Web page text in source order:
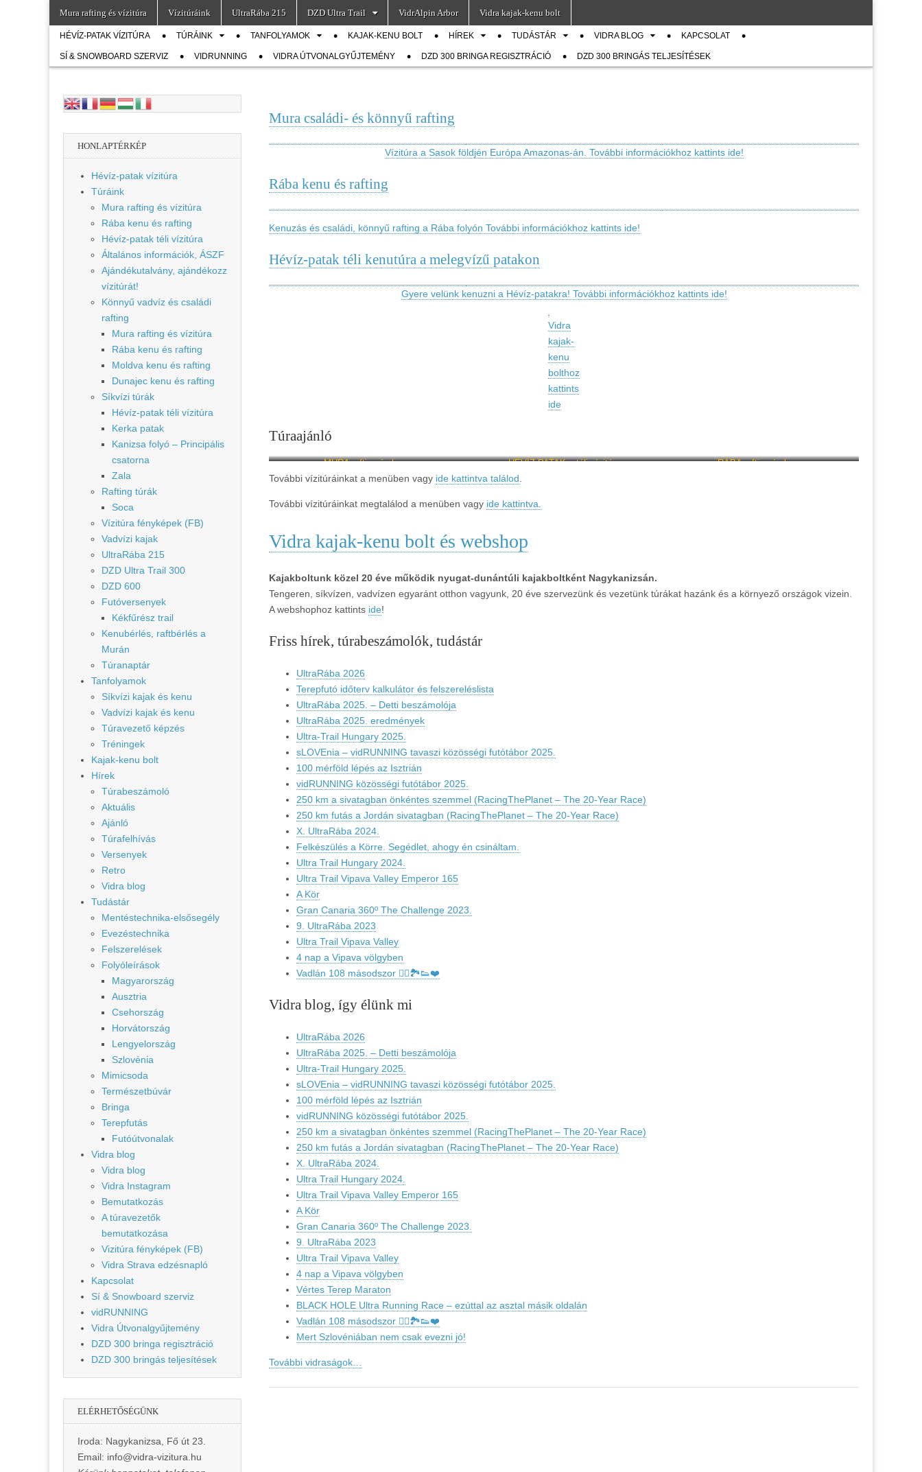
Vidra
Vízitúra
… vízitúra
szervezés,
kajakoktatás,
kajak-kenu
Main
menu
content
Mura rafting és vízitúra Vízitúráink UltraRába 215 DZD Ultra Trail VidrAlpin Arbor Vidra kajak-kenu bolt
SubHÉVÍZ-PATAK VÍZITÚRA TÚRÁINK TANFOLYAMOK KAJAK-KENU BOLT HÍREK TUDÁSTÁR VIDRA BLOG KAPCSOLAT
SÍ & SNOWBOARD SZERVIZ VIDRUNNING VIDRA ÚTVONALGYŰJTEMÉNY DZD 300 BRINGA REGISZTRÁCIÓ DZD 300 BRINGÁS TELJESÍTÉSEK
Mura családi- és könnyű rafting
Vízitúra a Sasok földjén Európa Amazonas-án. További információkhoz kattints ide!
Rába kenu és rafting
Kenuzás és családi, könnyű rafting a Rába folyón További információkhoz kattints ide!
Hévíz-patak téli kenutúra a melegvízű patakon
Gyere velünk kenuzni a Hévíz-patakra! További információkhoz kattints ide!
Vidra
kajak-
kenu
bolthoz
kattints
ide
Túraajánló
MURA rafting és kenu HÉVÍZ PATAK – téli vízitúra RÁBA rafting és kenu
További vízitúráinkat a menüben vagy ide kattintva találod.
További vízitúráinkat megtalálod a menüben vagy ide kattintva.
Vidra kajak-kenu bolt és webshop
Kajakboltunk közel 20 éve működik nyugat-dunántúli kajakboltként Nagykanizsán.
Tengeren, síkvízen, vadvízen egyaránt otthon vagyunk, 20 éve szervezünk és vezetünk túrákat hazánk és a környező országok vizein.
A webshophoz kattints ide!
Friss hírek, túrabeszámolók, tudástár
UltraRába 2026
Terepfutó időterv kalkulátor és felszereléslista
UltraRába 2025. – Detti beszámolója
UltraRába 2025. eredmények
Ultra-Trail Hungary 2025.
sLOVEnia – vidRUNNING tavaszi közösségi futótábor 2025.
100 mérföld lépés az Isztrián
vidRUNNING közösségi futótábor 2025.
250 km a sivatagban önkéntes szemmel (RacingThePlanet – The 20-Year Race)
250 km futás a Jordán sivatagban (RacingThePlanet – The 20-Year Race)
X. UltraRába 2024.
Felkészülés a Körre. Segédlet, ahogy én csináltam.
Ultra Trail Hungary 2024.
Ultra Trail Vipava Valley Emperor 165
A Kör
Gran Canaria 360º The Challenge 2023.
9. UltraRába 2023
Ultra Trail Vipava Valley
4 nap a Vipava völgyben
Vadlán 108 másodszor 🏃‍♀️🏞👟❤️
Vidra blog, így élünk mi
UltraRába 2026
UltraRába 2025. – Detti beszámolója
Ultra-Trail Hungary 2025.
sLOVEnia – vidRUNNING tavaszi közösségi futótábor 2025.
100 mérföld lépés az Isztrián
vidRUNNING közösségi futótábor 2025.
250 km a sivatagban önkéntes szemmel (RacingThePlanet – The 20-Year Race)
250 km futás a Jordán sivatagban (RacingThePlanet – The 20-Year Race)
X. UltraRába 2024.
Ultra Trail Hungary 2024.
Ultra Trail Vipava Valley Emperor 165
A Kör
Gran Canaria 360º The Challenge 2023.
9. UltraRába 2023
Ultra Trail Vipava Valley
4 nap a Vipava völgyben
Vértes Terep Maraton
BLACK HOLE Ultra Running Race – ezúttal az asztal másik oldalán
Vadlán 108 másodszor 🏃‍♀️🏞👟❤️
Mert Szlovéniában nem csak evezni jó!
További vidraságok…
HONLAPTÉRKÉP
Hévíz-patak vízitúra
Túráink
Mura rafting és vízitúra
Rába kenu és rafting
Hévíz-patak téli vízitúra
Általános információk, ÁSZF
Ajándékutalvány, ajándékozz
vízitúrát!
Könnyű vadvíz és családi
rafting
Mura rafting és vízitúra
Rába kenu és rafting
Moldva kenu és rafting
Dunajec kenu és rafting
Síkvízi túrák
Hévíz-patak téli vízitúra
Kerka patak
Kanizsa folyó – Principális
csatorna
Zala
Rafting túrák
Soca
Vízitúra fényképek (FB)
Vadvízi kajak
UltraRába 215
DZD Ultra Trail 300
DZD 600
Futóversenyek
Kékfűrész trail
Kenubérlés, raftbérlés a
Murán
Túranaptár
Tanfolyamok
Síkvízi kajak és kenu
Vadvízi kajak és kenu
Túravezető képzés
Tréningek
Kajak-kenu bolt
Hírek
Túrabeszámoló
Aktuális
Ajánló
Túrafelhívás
Versenyek
Retro
Vidra blog
Tudástár
Mentéstechnika-elsősegély
Evezéstechnika
Felszerelések
Folyóleírások
Magyarország
Ausztria
Csehország
Horvátország
Lengyelország
Szlovénia
Mimicsoda
Természetbúvár
Bringa
Terepfutás
Futóútvonalak
Vidra blog
Vidra blog
Vidra Instagram
Bemutatkozás
A túravezetők
bemutatkozása
Vizitúra fényképek (FB)
Vidra Strava edzésnapló
Kapcsolat
Sí & Snowboard szerviz
vidRUNNING
Vidra Útvonalgyűjtemény
DZD 300 bringa regisztráció
DZD 300 bringás teljesítések
ELÉRHETŐSÉGÜNK
Iroda: Nagykanizsa, Fő út 23.
Email: info@vidra-vizitura.hu